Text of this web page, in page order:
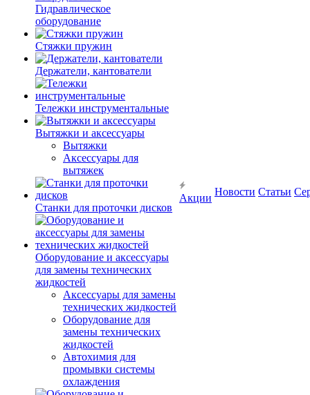
Гидравлическое
оборудование
Стяжки пружин
Держатели, кантователи
Тележки инструментальные
Вытяжки и аксессуары
Вытяжки
Аксессуары для
вытяжек
Станки для проточки дисков
Оборудование и аксессуары
для замены технических
жидкостей
Аксессуары для замены
технических жидкостей
Оборудование для
замены технических
жидкостей
Автохимия для
промывки системы
охлаждения
Акции
Новости Статьи